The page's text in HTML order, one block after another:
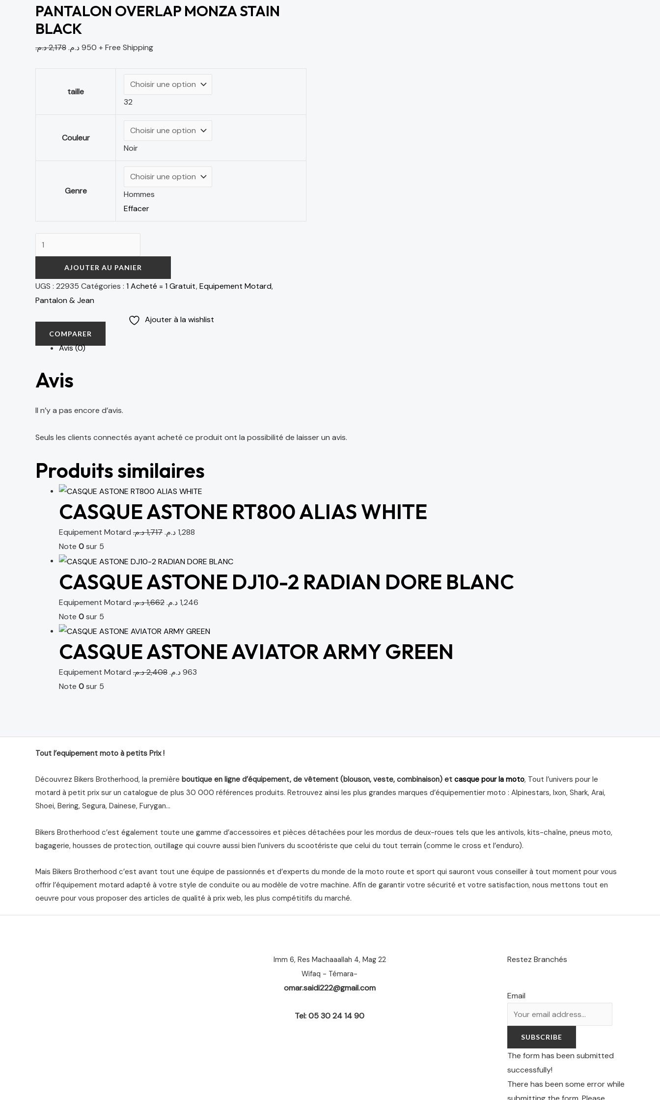
PANTALON OVERLAP MONZA STAIN
BLACK
2,178د.م. 950د.م. + Free Shipping
taille
32
Couleur
Noir
Genre
Hommes
Effacer
AJOUTER AU PANIER
UGS : 22935 Catégories : 1 Acheté = 1 Gratuit,Equipement Motard,
Pantalon & Jean
Ajouter à la wishlist
COMPARER
Avis (0)
Avis
Il n’y a pas encore d’avis.
Seuls les clients connectés ayant acheté ce produit ont la possibilité de laisser un avis.
Produits similaires
CASQUE ASTONE RT800 ALIAS WHITE
Equipement Motard 1,717د.م. 1,288د.م.
Note 0sur 5
CASQUE ASTONE DJ10-2 RADIAN DORE BLANC
Equipement Motard 1,662د.م. 1,246د.م.
Note 0sur 5
CASQUE ASTONE AVIATOR ARMY GREEN
Equipement Motard 2,408د.م. 963د.م.
Note 0sur 5
Tout l’equipement moto à petits Prix !
Découvrez Bikers Brotherhood, la première boutique en ligne d’équipement, de vêtement (blouson, veste, combinaison) et casque pour la moto, Tout l’univers pour le
motard à petit prix sur un catalogue de plus 30 000 références produits. Retrouvez ainsi les plus grandes marques d’équipementier moto : Alpinestars, Ixon, Shark, Arai,
Shoei, Bering, Segura, Dainese, Furygan…
Bikers Brotherhood c’est également toute une gamme d’accessoires et pièces détachées pour les mordus de deux-roues tels que les antivols, kits-chaîne, pneus moto,
bagagerie, housses de protection, outillage qui couvre aussi bien l’univers du scootériste que celui du tout terrain (comme le cross et l’enduro).
Mais Bikers Brotherhood c’est avant tout une équipe de passionnés et d’experts du monde de la moto route et sport qui sauront vous conseiller à tout moment pour vous
offrir l’équipement motard adapté à votre style de conduite ou au modèle de votre machine. Afin de garantir votre sécurité et votre satisfaction, nous mettons tout en
oeuvre pour vous proposer des articles de qualité à prix web, les plus compétitifs du marché.
Imm 6, Res Machaaallah 4, Mag 22
Wifaq - Témara-
omar.saidi222@gmail.com
Tel: 05 30 24 14 90
Restez Branchés
Email
SUBSCRIBE
The form has been submitted
successfully!
There has been some error while